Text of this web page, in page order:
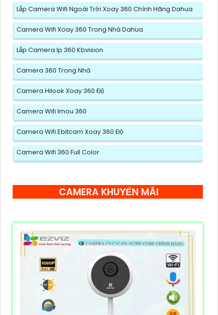
Lắp Camera Wifi Ngoài Trời Xoay 360 Chính Hãng Dahua
Camera Wifi Xoay 360 Trong Nhà Dahua
Lắp Camera Ip 360 Kbvision
Camera 360 Trong Nhà
Camera Hilook Xoay 360 Độ
Camera Wifi Imou 360
Camera Wifi Ebitcam Xoay 360 Độ
Camera Wifi 360 Full Color
CAMERA KHUYẾN MÃI